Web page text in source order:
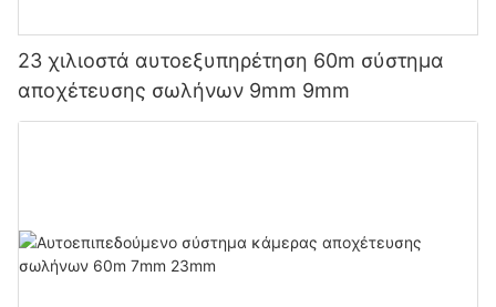
23 χιλιοστά αυτοεξυπηρέτηση 60m σύστημα
αποχέτευσης σωλήνων 9mm 9mm